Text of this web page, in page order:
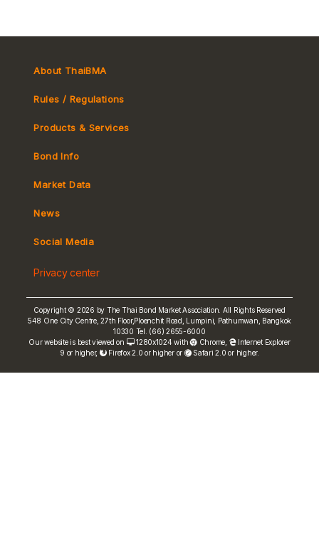
About ThaiBMA
Rules / Regulations
Tax
Products & Services
MeBond
e-bookbuilding
Bond Info
Market Data
Yield Curve
FRN Rate
Bond Price
News
Social Media
Privacy center
Copyright © 2026 by The Thai Bond Market Association. All Rights Reserved
548 One City Centre, 27th Floor,Ploenchit Road, Lumpini, Pathumwan, Bangkok
10330 Tel. (66) 2655-6000
Our website is best viewed on
1280x1024 with Chrome
Internet Explorer
9 or higher,
Firefox 2.0 or higher or Safari 2.0 or higher.